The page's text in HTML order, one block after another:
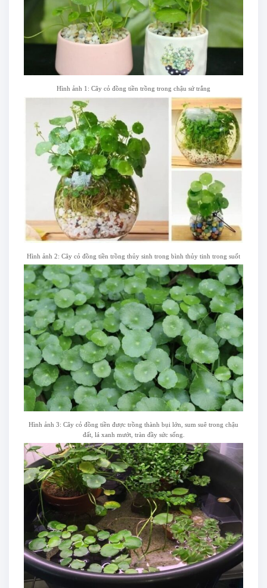
Hình ảnh 1: Cây cỏ đồng tiền trồng trong chậu sứ trắng
Hình ảnh 2: Cây cỏ đồng tiền trồng thủy sinh trong bình thủy tinh trong suốt
Hình ảnh 3: Cây cỏ đồng tiền được trồng thành bụi lớn, sum suê trong chậu
đất, lá xanh mướt, tràn đầy sức sống.